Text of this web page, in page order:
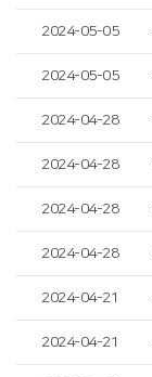
2024-05-05
2024-05-05
2024-04-28
2024-04-28
2024-04-28
2024-04-28
2024-04-21
2024-04-21